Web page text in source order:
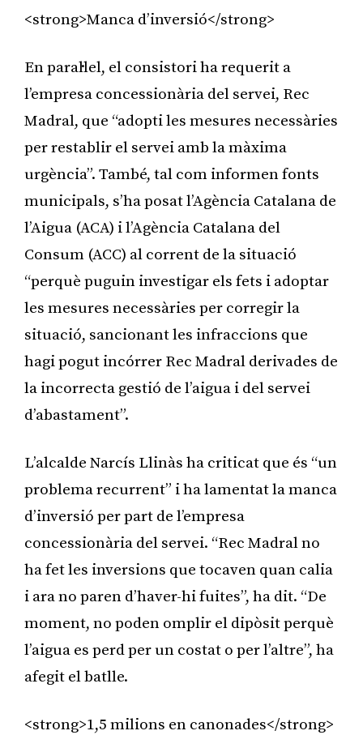
<strong>Manca d’inversió</strong>
En paral·lel, el consistori ha requerit a
l’empresa concessionària del servei, Rec
Madral, que “adopti les mesures necessàries
per restablir el servei amb la màxima
urgència”. També, tal com informen fonts
municipals, s’ha posat l’Agència Catalana de
l’Aigua (ACA) i l’Agència Catalana del
Consum (ACC) al corrent de la situació
“perquè puguin investigar els fets i adoptar
les mesures necessàries per corregir la
situació, sancionant les infraccions que
hagi pogut incórrer Rec Madral derivades de
la incorrecta gestió de l’aigua i del servei
d’abastament”.
L’alcalde Narcís Llinàs ha criticat que és “un
problema recurrent” i ha lamentat la manca
d’inversió per part de l’empresa
concessionària del servei. “Rec Madral no
ha fet les inversions que tocaven quan calia
i ara no paren d’haver-hi fuites”, ha dit. “De
moment, no poden omplir el dipòsit perquè
l’aigua es perd per un costat o per l’altre”, ha
afegit el batlle.
<strong>1,5 milions en canonades</strong>